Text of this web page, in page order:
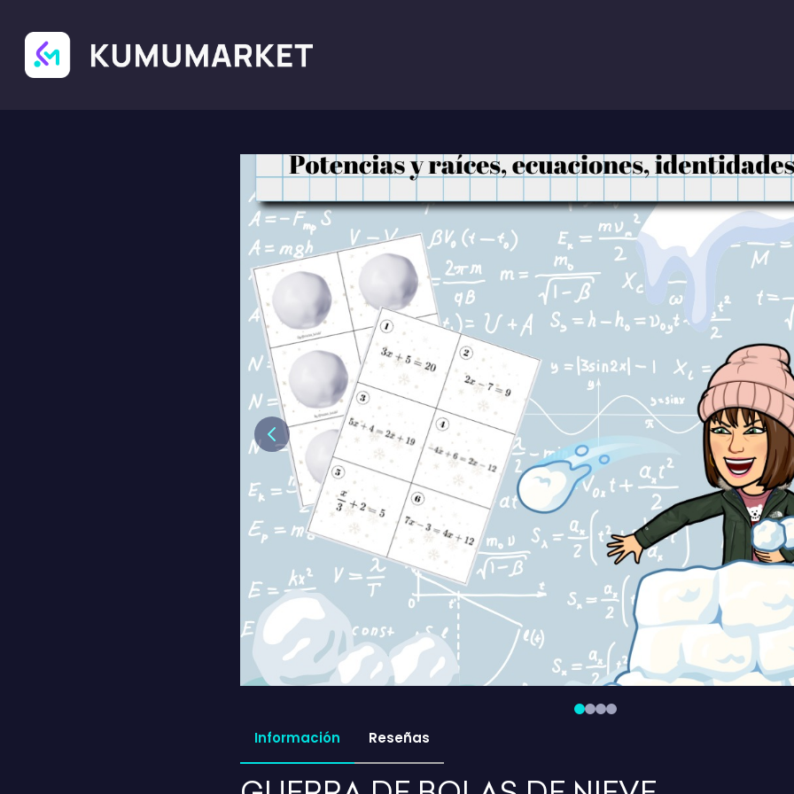
Previous
Información Reseñas